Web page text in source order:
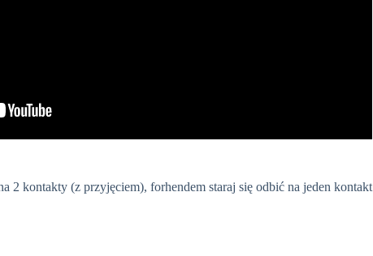
2 kontakty (z przyjęciem), forhendem staraj się odbić na jeden kontakt